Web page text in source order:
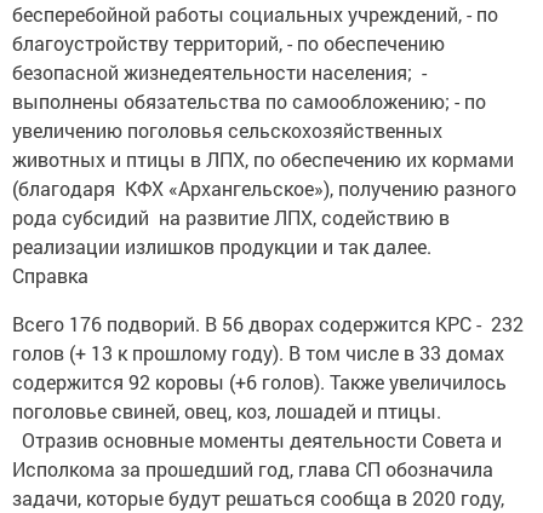
бесперебойной работы социальных учреждений, - по
благоустройству территорий, - по обеспечению
безопасной жизнедеятельности населения; -
выполнены обязательства по самообложению; - по
увеличению поголовья сельскохозяйственных
животных и птицы в ЛПХ, по обеспечению их кормами
(благодаря КФХ «Архангельское»), получению разного
рода субсидий на развитие ЛПХ, содействию в
реализации излишков продукции и так далее.
Справка
Всего 176 подворий. В 56 дворах содержится КРС - 232
голов (+ 13 к прошлому году). В том числе в 33 домах
содержится 92 коровы (+6 голов). Также увеличилось
поголовье свиней, овец, коз, лошадей и птицы.
Отразив основные моменты деятельности Совета и
Исполкома за прошедший год, глава СП обозначила
задачи, которые будут решаться сообща в 2020 году,